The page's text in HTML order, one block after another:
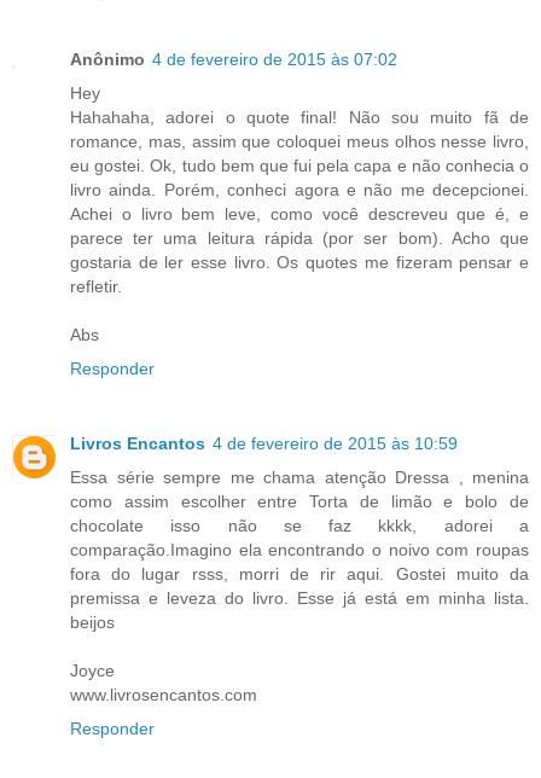
Anônimo 4 de fevereiro de 2015 às 07:02
Hey
Hahahaha, adorei o quote final! Não sou muito fã de
romance, mas, assim que coloquei meus olhos nesse livro,
eu gostei. Ok, tudo bem que fui pela capa e não conhecia o
livro ainda. Porém, conheci agora e não me decepcionei.
Achei o livro bem leve, como você descreveu que é, e
parece ter uma leitura rápida (por ser bom). Acho que
gostaria de ler esse livro. Os quotes me fizeram pensar e
refletir.
Abs
Responder
Livros Encantos 4 de fevereiro de 2015 às 10:59
Essa série sempre me chama atenção Dressa , menina
como assim escolher entre Torta de limão e bolo de
chocolate isso não se faz kkkk, adorei a
comparação.Imagino ela encontrando o noivo com roupas
fora do lugar rsss, morri de rir aqui. Gostei muito da
premissa e leveza do livro. Esse já está em minha lista.
beijos
Joyce
www.livrosencantos.com
Responder